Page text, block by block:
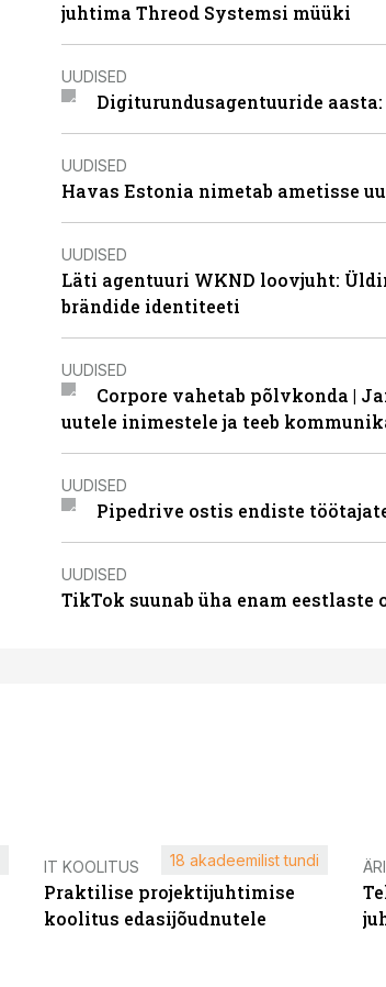
juhtima Threod Systemsi müüki
UUDISED
Digiturundusagentuuride
UUDISED
Havas Estonia nimetab ametisse
UUDISED
Läti agentuuri WKND loovjuht:
brändide identiteeti
UUDISED
Corpore vahetab põlvkonda |
uutele inimestele ja teeb
UUDISED
Pipedrive ostis endiste
UUDISED
TikTok suunab üha enam eestlaste
IT KOOLITUS
Praktilise projektijuhtimise
koolitus edasijõudnutele
18 akadeemilist tundi